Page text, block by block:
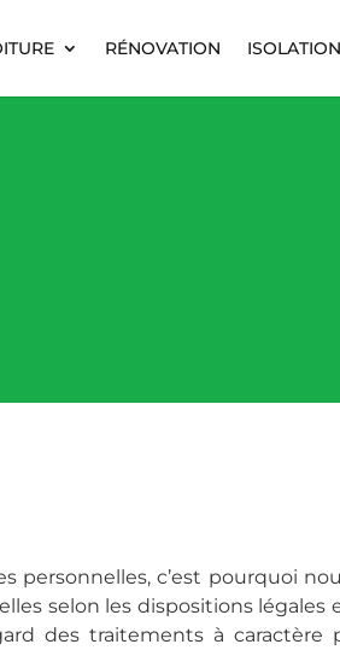
RÉNOVATION ISOLATION
c’est pourquoi
selon les dispositions légales
des traitements à caractère